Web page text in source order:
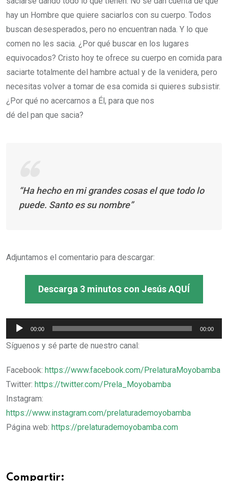
hay un Hombre que quiere saciarlos con su cuerpo. Todos
buscan desesperados, pero no encuentran nada. Y lo que
comen no les sacia. ¿Por qué buscar en los lugares
equivocados? Cristo hoy te ofrece su cuerpo en comida para
saciarte totalmente del hambre actual y de la venidera, pero
necesitas volver a tomar de esa comida si quieres subsistir.
¿Por qué no acercarnos a Él, para que nos
dé del pan que sacia?
“Ha hecho en mi grandes cosas el que todo lo
puede. Santo es su nombre”
Adjuntamos el comentario para descargar:
Descarga 3 minutos con Jesús AQUÍ
Reproductor
de
audio
00:00 00:00
Síguenos y sé parte de nuestro canal:
Facebook: https://www.facebook.com/PrelaturaMoyobamba
Twitter: https://twitter.com/Prela_Moyobamba
Instagram:
https://www.instagram.com/prelaturademoyobamba
Página web: https://prelaturademoyobamba.com
Compartir: